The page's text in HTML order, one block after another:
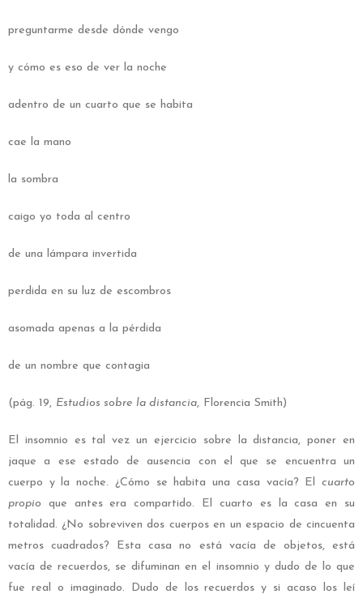
preguntarme desde dónde vengo
y cómo es eso de ver la noche
adentro de un cuarto que se habita
cae la mano
la sombra
caigo yo toda al centro
de una lámpara invertida
perdida en su luz de escombros
asomada apenas a la pérdida
de un nombre que contagia
(pág. 19, Estudios sobre la distancia, Florencia Smith)
El insomnio es tal vez un ejercicio sobre la distancia, poner en
jaque a ese estado de ausencia con el que se encuentra un
cuerpo y la noche. ¿Cómo se habita una casa vacía? El cuarto
propio que antes era compartido. El cuarto es la casa en su
totalidad. ¿No sobreviven dos cuerpos en un espacio de cincuenta
metros cuadrados? Esta casa no está vacía de objetos, está
vacía de recuerdos, se difuminan en el insomnio y dudo de lo que
fue real o imaginado. Dudo de los recuerdos y si acaso los leí